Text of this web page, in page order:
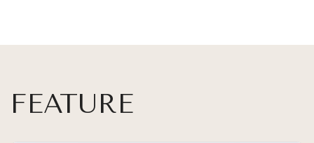
FEATURE